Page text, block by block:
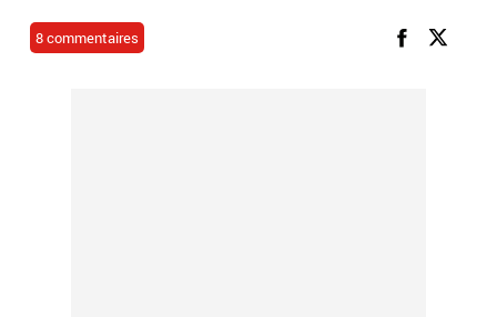
8 commentaires